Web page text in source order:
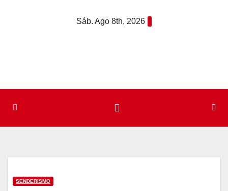
Sáb. Ago 8th, 2026
SENDERISMO